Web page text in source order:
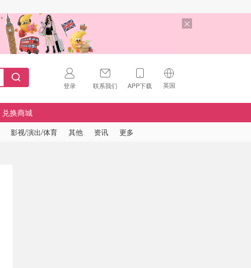
登录 联系我们 APP下载 英国
🇺🇸
🇨🇳
中国
兑换商城
影视/演出/体育 其他 资讯 更多